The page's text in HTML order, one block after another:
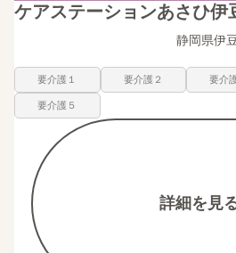
ケアステーションあさひ伊
静岡県伊
要介護１ 要介護２ 要介
要介護５
詳細を見